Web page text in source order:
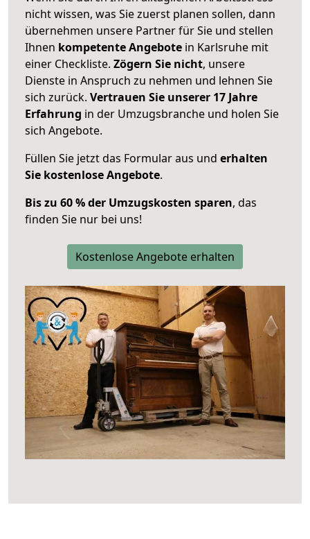
nicht wissen, was Sie zuerst planen sollen, dann
übernehmen unsere Partner für Sie und stellen
Ihnen kompetente Angebote in Karlsruhe mit
einer Checkliste. Zögern Sie nicht, unsere
Dienste in Anspruch zu nehmen und lehnen Sie
sich zurück. Vertrauen Sie unserer 17 Jahre
Erfahrung in der Umzugsbranche und holen Sie
sich Angebote.
Füllen Sie jetzt das Formular aus und erhalten
Sie kostenlose Angebote.
Bis zu 60 % der Umzugskosten sparen, das
finden Sie nur bei uns!
Kostenlose Angebote erhalten